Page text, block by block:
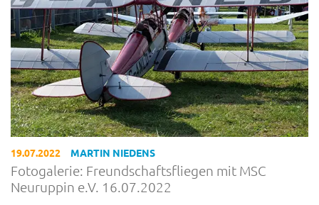
19.07.2022 MARTIN NIEDENS
Fotogalerie: Freundschaftsfliegen mit MSC
Neuruppin e.V. 16.07.2022